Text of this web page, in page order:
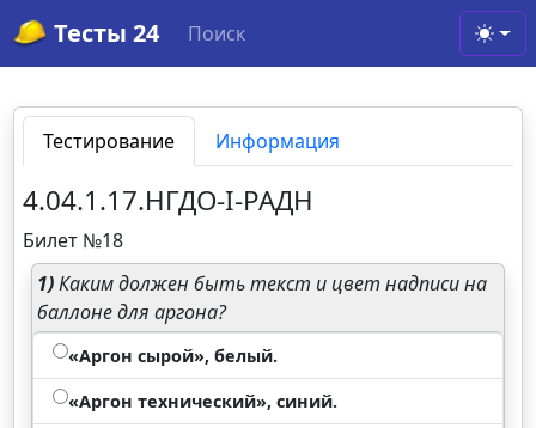
Тесты 24 Поиск
Тестирование Информация
4.04.1.17.НГДО-I-РАДН
Билет №18
1)Каким должен быть текст и цвет надписи на
баллоне для аргона?
«Аргон сырой», белый.
«Аргон технический», синий.